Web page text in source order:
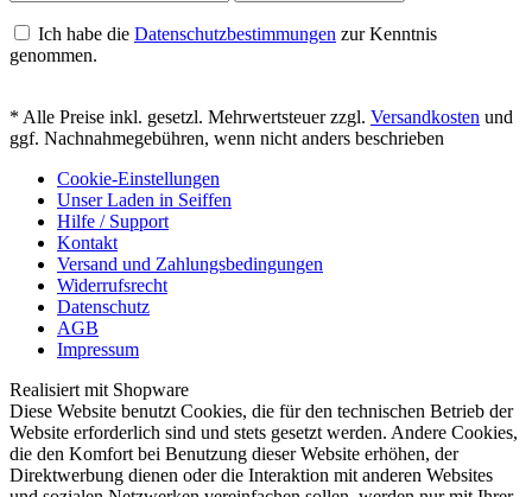
Ich habe die Datenschutzbestimmungen zur Kenntnis
genommen.
* Alle Preise inkl. gesetzl. Mehrwertsteuer zzgl. Versandkosten und
ggf. Nachnahmegebühren, wenn nicht anders beschrieben
Cookie-Einstellungen
Unser Laden in Seiffen
Hilfe / Support
Kontakt
Versand und Zahlungsbedingungen
Widerrufsrecht
Datenschutz
AGB
Impressum
Realisiert mit Shopware
Diese Website benutzt Cookies, die für den technischen Betrieb der
Website erforderlich sind und stets gesetzt werden. Andere Cookies,
die den Komfort bei Benutzung dieser Website erhöhen, der
Direktwerbung dienen oder die Interaktion mit anderen Websites